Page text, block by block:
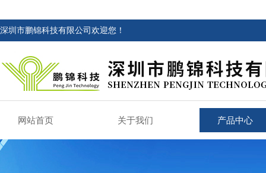
深圳市鹏锦科技有限公司欢迎您！
网站首页 关于我们 产品中心